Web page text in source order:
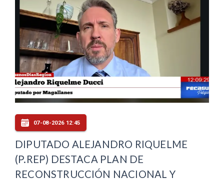
07-08-2026 12:45
DIPUTADO ALEJANDRO RIQUELME
(P.REP) DESTACA PLAN DE
RECONSTRUCCIÓN NACIONAL Y